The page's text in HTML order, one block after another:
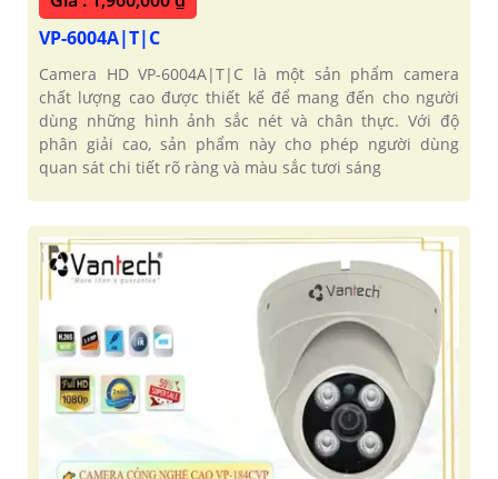
VP-6004A|T|C
Camera HD VP-6004A|T|C là một sản phẩm camera
chất lượng cao được thiết kế để mang đến cho người
dùng những hình ảnh sắc nét và chân thực. Với độ
phân giải cao, sản phẩm này cho phép người dùng
quan sát chi tiết rõ ràng và màu sắc tươi sáng